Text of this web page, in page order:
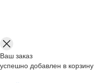
Ваш заказ
успешно добавлен в корзину